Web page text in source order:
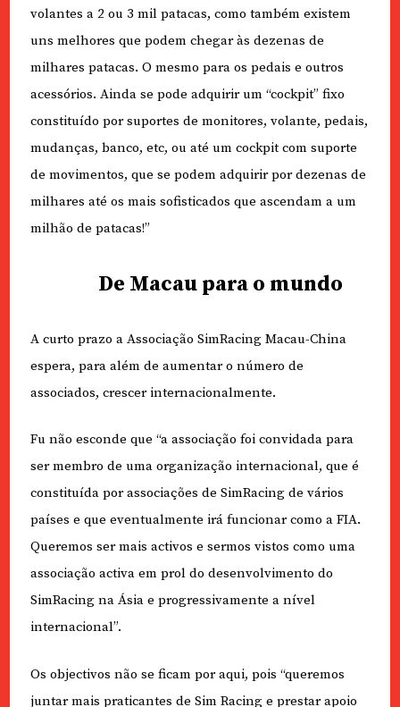
volantes a 2 ou 3 mil patacas, como também existem
uns melhores que podem chegar às dezenas de
milhares patacas. O mesmo para os pedais e outros
acessórios. Ainda se pode adquirir um “cockpit” fixo
constituído por suportes de monitores, volante, pedais,
mudanças, banco, etc, ou até um cockpit com suporte
de movimentos, que se podem adquirir por dezenas de
milhares até os mais sofisticados que ascendam a um
milhão de patacas!”
De Macau para o mundo
A curto prazo a Associação SimRacing Macau-China
espera, para além de aumentar o número de
associados, crescer internacionalmente.
Fu não esconde que “a associação foi convidada para
ser membro de uma organização internacional, que é
constituída por associações de SimRacing de vários
países e que eventualmente irá funcionar como a FIA.
Queremos ser mais activos e sermos vistos como uma
associação activa em prol do desenvolvimento do
SimRacing na Ásia e progressivamente a nível
internacional”.
Os objectivos não se ficam por aqui, pois “queremos
juntar mais praticantes de Sim Racing e prestar apoio